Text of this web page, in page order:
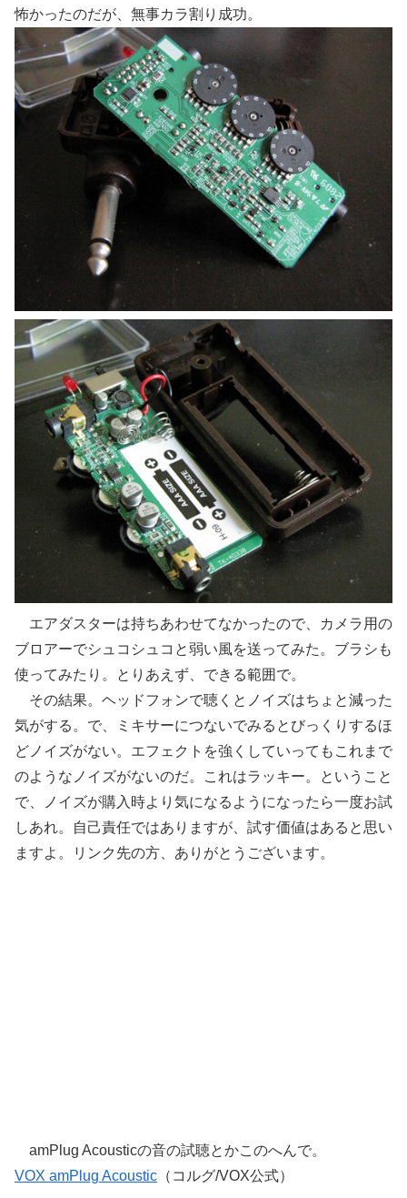
怖かったのだが、無事カラ割り成功。
エアダスターは持ちあわせてなかったので、カメラ用の
ブロアーでシュコシュコと弱い風を送ってみた。ブラシも
使ってみたり。とりあえず、できる範囲で。
その結果。ヘッドフォンで聴くとノイズはちょと減った
気がする。で、ミキサーにつないでみるとびっくりするほ
どノイズがない。エフェクトを強くしていってもこれまで
のようなノイズがないのだ。これはラッキー。ということ
で、ノイズが購入時より気になるようになったら一度お試
しあれ。自己責任ではありますが、試す価値はあると思い
ますよ。リンク先の方、ありがとうございます。
amPlug Acousticの音の試聴とかこのへんで。
VOX amPlug Acoustic （コルグ/VOX公式）